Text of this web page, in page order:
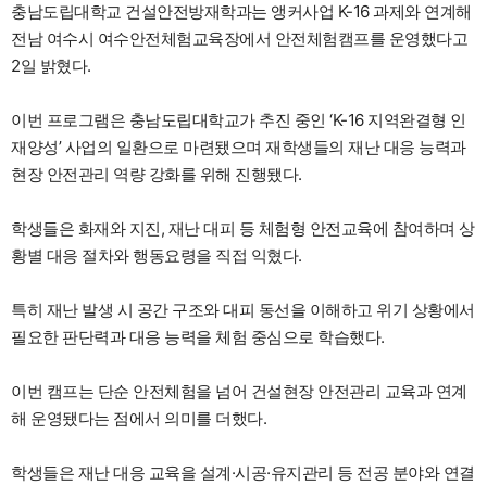
충남도립대학교 건설안전방재학과는 앵커사업 K-16 과제와 연계해
전남 여수시 여수안전체험교육장에서 안전체험캠프를 운영했다고
2일 밝혔다.
이번 프로그램은 충남도립대학교가 추진 중인 ‘K-16 지역완결형 인
재양성’ 사업의 일환으로 마련됐으며 재학생들의 재난 대응 능력과
현장 안전관리 역량 강화를 위해 진행됐다.
학생들은 화재와 지진, 재난 대피 등 체험형 안전교육에 참여하며 상
황별 대응 절차와 행동요령을 직접 익혔다.
특히 재난 발생 시 공간 구조와 대피 동선을 이해하고 위기 상황에서
필요한 판단력과 대응 능력을 체험 중심으로 학습했다.
이번 캠프는 단순 안전체험을 넘어 건설현장 안전관리 교육과 연계
해 운영됐다는 점에서 의미를 더했다.
학생들은 재난 대응 교육을 설계·시공·유지관리 등 전공 분야와 연결